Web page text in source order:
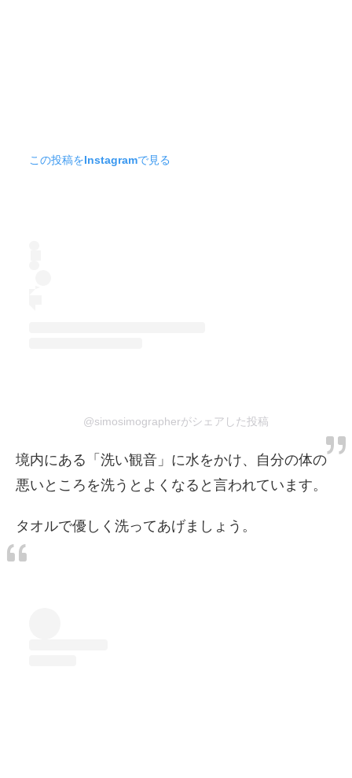
この投稿をInstagramで見る
@simosimographerがシェアした投稿
境内にある「洗い観音」に水をかけ、自分の体の
悪いところを洗うとよくなると言われています。
タオルで優しく洗ってあげましょう。